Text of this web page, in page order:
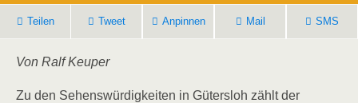
Teilen Tweet Anpinnen Mail SMS
Von Ralf Keuper
Zu den Sehenswürdigkeiten in Gütersloh zählt der